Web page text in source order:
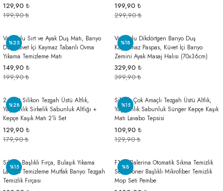
129,90 ₺
199,90 ₺
199,90 ₺
299,90 ₺
%25
Vantuzlu Sırt ve Ayak Duş Matı, Banyo
Duş Küvet İçi Kaymaz Tabanlı Ovma
Yıkama Temizleme Matı
149,90 ₺
199,90 ₺
%18
Vantuzlu Dikdörtgen Banyo Duş
Kaydırmaz Paspas, Küvet İçi Banyo
Zemini Ayak Masaj Halısı (70x36cm)
329,90 ₺
399,90 ₺
%28
2 Adet Silikon Tezgah Üstü Altlık,
Yağdanlık Sirkelik Sabunluk Altlığı +
Kepçe Kaşık Matı 2’li Set
129,90 ₺
179,90 ₺
%15
Silikon Çok Amaçlı Tezgah Üstü Altlık,
Yağdanlık Sabunluk Sünger Kepçe Kaşık
Matı Lavabo Tepsisi
109,90 ₺
129,90 ₺
%15
Silikon Başlıklı Fırça, Bulaşık Yıkama
Lavabo Temizleme Mutfak Banyo Tezgah
Temizlik Fırçası
%8
F139 Balerina Otomatik Sıkma Temizlik
Seti, Döner Başlıklı Mikrofiber Temizlik
Mop Seti Pembe